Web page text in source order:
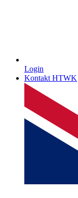
Login
Kontakt HTWK